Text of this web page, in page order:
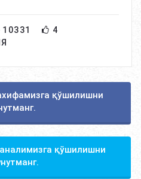
10331
4
қўшилишни
қўшилишни